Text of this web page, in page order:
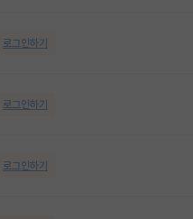
로그인하기
로그인하기
로그인하기